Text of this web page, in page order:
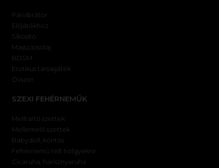
Párvibrátor
Előjátékhoz
Síkosító
Masszázsolaj
BDSM
Erotikus társasjáték
Óvszer
SZEXI FEHÉRNEMŰK
Melltartó szettek
Mellemelő szettek
Babydoll, köntös
Fehérnemű telt hölgyekre
Cicaruha, harisznyaruha